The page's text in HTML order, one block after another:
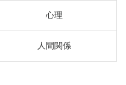
心理
人間関係